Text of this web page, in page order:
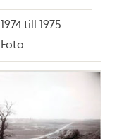
1974 till 1975
Foto